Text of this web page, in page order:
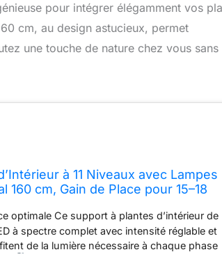
pour intégrer élégamment vos
cm, au design astucieux, permet
une touche de nature chez vous sans
à 11 Niveaux avec Lampes
160 cm, Gain de Place pour 15–18
optimale Ce support à plantes d’intérieur de
à spectre complet avec intensité réglable et
de la lumière nécessaire à chaque phase